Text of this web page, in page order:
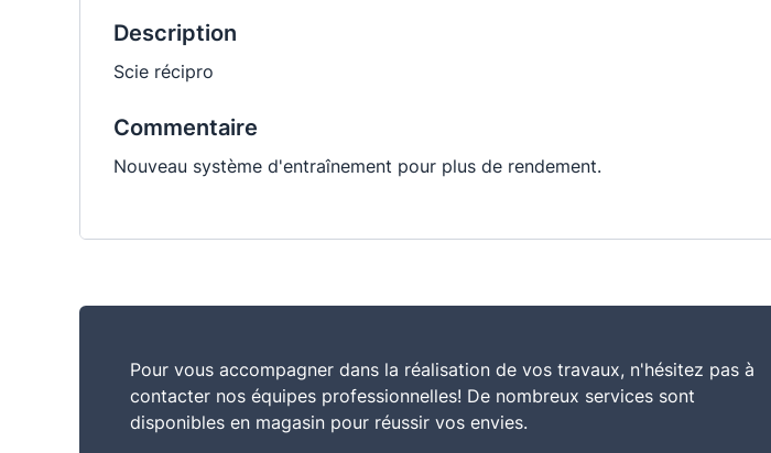
Description
Scie récipro
Commentaire
Nouveau système d'entraînement pour plus de rendement.
Pour vous accompagner dans la réalisation de vos travaux, n'hésitez pas à
contacter nos équipes professionnelles! De nombreux services sont
disponibles en magasin pour réussir vos envies.